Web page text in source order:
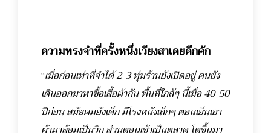
ความทรงจำที่ครั้งหนึ่งเวียงสาเคยคึกคัก
“เมื่อก่อนเท่าที่จำได้ 2-3 ทุ่มร้านยังเปิดอยู่ คนยัง
เดินออกมาหาซื้อเสื้อผ้ากัน พื้นที่ใกล้ๆ นี้เมื่อ 40-50
ปีก่อน สมัยผมยังเด็ก มีโรงหนังเล็กๆ ตอนเย็นเอา